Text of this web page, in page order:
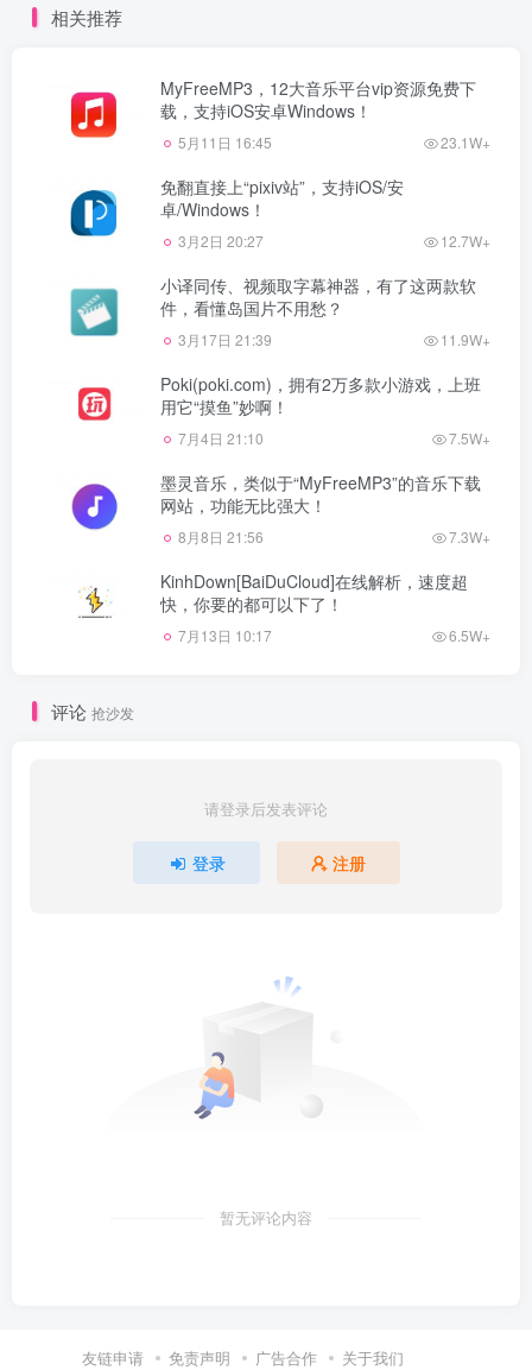
相关推荐
MyFreeMP3，12大音乐平台vip资源免费下
载，支持iOS安卓Windows！
5月11日 16:45 23.1W+
免翻直接上“pixiv站”，支持iOS/安
卓/Windows！
3月2日 20:27 12.7W+
小译同传、视频取字幕神器，有了这两款软
件，看懂岛国片不用愁？
3月17日 21:39 11.9W+
Poki(poki.com)，拥有2万多款小游戏，上班
用它“摸鱼”妙啊！
7月4日 21:10 7.5W+
墨灵音乐，类似于“MyFreeMP3”的音乐下载
网站，功能无比强大！
8月8日 21:56 7.3W+
KinhDown[BaiDuCloud]在线解析，速度超
快，你要的都可以下了！
7月13日 10:17 6.5W+
评论 抢沙发
请登录后发表评论
登录 注册
暂无评论内容
友链申请 免责声明 广告合作 关于我们